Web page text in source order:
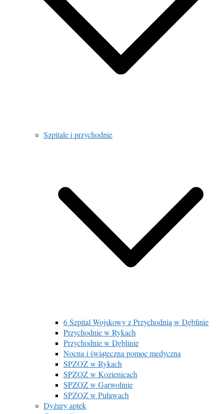
Szpitale i przychodnie
6 Szpital Wojskowy z Przychodnią w Dęblinie
Przychodnie w Rykach
Przychodnie w Dęblinie
Nocna i świąteczna pomoc medyczna
SPZOZ w Rykach
SPZOZ w Kozienicach
SPZOZ w Garwolinie
SPZOZ w Puławach
Dyżury aptek